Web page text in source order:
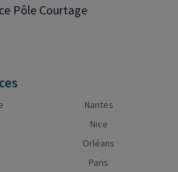
Pôle Courtage
Nantes
Nice
Orléans
Paris